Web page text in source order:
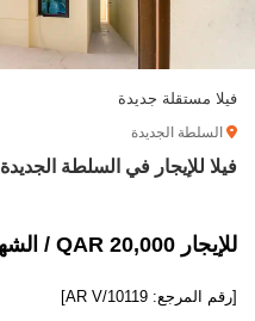
فيلا مستقلة جديدة
السلطة الجديدة
فيلا للإيجار في السلطة الجديدة
للإيجار 20,000 QAR / الشهر
[رقم المرجع: AR V/10119]